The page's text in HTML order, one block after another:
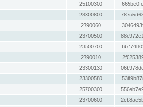
25100300
23300800
2790060
23700500
23500700
2790010
23300130
23300580
25700300
23700600